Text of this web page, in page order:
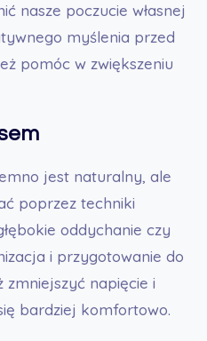
nasze poczucie własnej
myślenia przed
pomóc w zwiększeniu
jest naturalny, ale
poprzez techniki
oddychanie czy
i przygotowanie do
napięcie i
bardziej komfortowo.